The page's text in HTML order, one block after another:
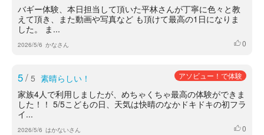
バギー体験、本日担当して頂いた平林さんが丁寧に色々と教
えて頂き、また動画や写真など も頂けて最高の1日になりま
した。 ま...
2026/5/6 かなさん いいね
0
5/ 5 素晴らしい！ アソビュー！で体験
家族4人で利用しましたが、めちゃくちゃ最高の体験ができま
した！！ 5/5こどもの日、天気は快晴のなかドキドキの初フラ
イ...
2026/5/6 はかないさん いいね
0